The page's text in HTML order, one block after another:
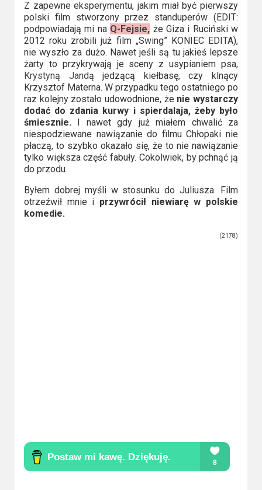
Z zapewne eksperymentu, jakim miał być pierwszy
polski film stworzony przez standuperów (EDIT:
podpowiadają mi na Q-Fejsie, że Giza i Ruciński w
2012 roku zrobili już film „Swing” KONIEC EDITA),
nie wyszło za dużo. Nawet jeśli są tu jakieś lepsze
żarty to przykrywają je sceny z usypianiem psa,
Krystyną Jandą jedzącą kiełbasę, czy klnący
Krzysztof Materna. W przypadku tego ostatniego po
raz kolejny zostało udowodnione, że nie wystarczy
dodać do zdania kurwy i spierdalaja, żeby było
śmiesznie.I nawet gdy już miałem chwalić za
niespodziewane nawiązanie do filmu Chłopaki nie
płaczą, to szybko okazało się, że to nie nawiązanie
tylko większa część fabuły. Cokolwiek, by pchnąć ją
do przodu.
Byłem dobrej myśli w stosunku do Juliusza. Film
otrzeźwił mnie i przywrócił niewiarę w polskie
komedie.
(2178)